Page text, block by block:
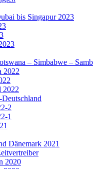
bis Singapur 2023
– Simbabwe –
2022
2022
2
1
Dänemark 2021
2020